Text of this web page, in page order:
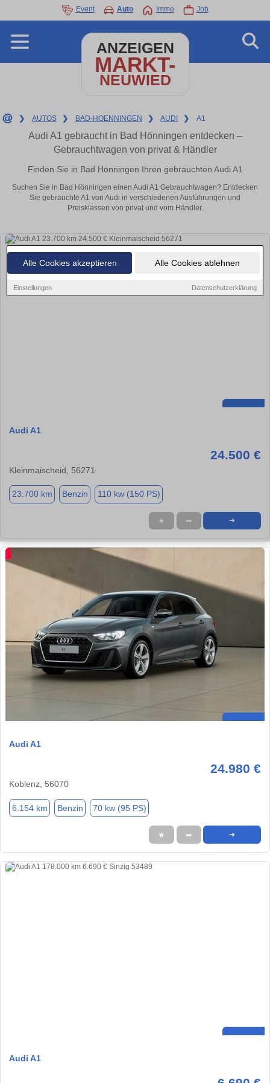
Alle Cookies akzeptieren Alle Cookies ablehnen
Einstellungen Datenschutzerklärung
Event Auto Immo Job
ANZEIGEN
MARKT-
NEUWIED
❯ AUTOS ❯ BAD-HOENNINGEN ❯ AUDI ❯ A1
Audi A1 gebraucht in Bad Hönningen entdecken –
Gebrauchtwagen von privat & Händler
Finden Sie in Bad Hönningen Ihren gebrauchten Audi A1
Suchen Sie in Bad Hönningen einen Audi A1 Gebrauchtwagen? Entdecken
Sie gebrauchte A1 von Audi in verschiedenen Ausführungen und
Preisklassen von privat und vom Händler.
Audi A1
24.500 €
Kleinmaischeid, 56271
23.700 km Benzin 110 kw (150 PS)
★ ➦ ➜
Audi A1
24.980 €
Koblenz, 56070
6.154 km Benzin 70 kw (95 PS)
★ ➦ ➜
Audi A1